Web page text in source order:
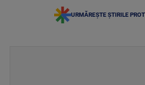
URMĂREȘTE ȘTIRILE